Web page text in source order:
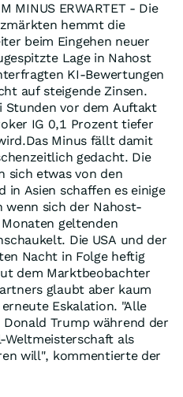
MINUS ERWARTET - Die
hemmt die
beim Eingehen neuer
Lage in Nahost
KI-Bewertungen
auf steigende Zinsen.
Stunden vor dem Auftakt
IG 0,1 Prozent tiefer
Minus fällt damit
gedacht. Die
sich etwas von den
in Asien schaffen es einige
wenn sich der Nahost-
geltenden
Die USA und der
Nacht in Folge heftig
dem Marktbeobachter
glaubt aber kaum
Eskalation. "Alle
Donald Trump während der
Weltmeisterschaft als
will", kommentierte der